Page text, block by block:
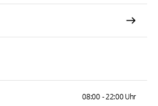
08:00 - 22:00 Uhr